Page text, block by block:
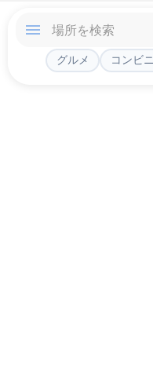
グルメ コンビニ